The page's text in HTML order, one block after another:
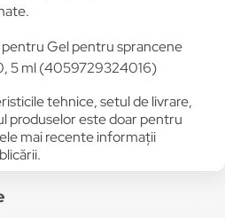
Gel pentru sprancene
5 ml (4059729324016)
tehnice, setul de livrare,
produselor este doar pentru
mai recente informații